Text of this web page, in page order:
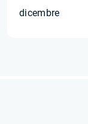
dicembre